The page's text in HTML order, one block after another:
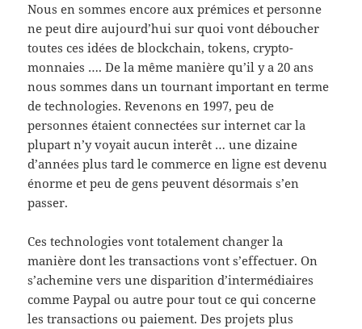
Nous en sommes encore aux prémices et personne
ne peut dire aujourd’hui sur quoi vont déboucher
toutes ces idées de blockchain, tokens, crypto-
monnaies …. De la même manière qu’il y a 20 ans
nous sommes dans un tournant important en terme
de technologies. Revenons en 1997, peu de
personnes étaient connectées sur internet car la
plupart n’y voyait aucun interêt … une dizaine
d’années plus tard le commerce en ligne est devenu
énorme et peu de gens peuvent désormais s’en
passer.
Ces technologies vont totalement changer la
manière dont les transactions vont s’effectuer. On
s’achemine vers une disparition d’intermédiaires
comme Paypal ou autre pour tout ce qui concerne
les transactions ou paiement. Des projets plus